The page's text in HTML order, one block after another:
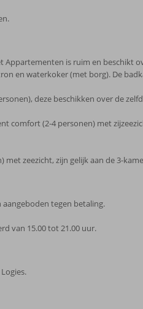
Appartementen is ruim en beschikt
en waterkoker (met borg). De
deze beschikken over de
comfort (2-4 personen) met
met zeezicht, zijn gelijk aan de 3-
tegen betaling.
van 15.00 tot 21.00 uur.